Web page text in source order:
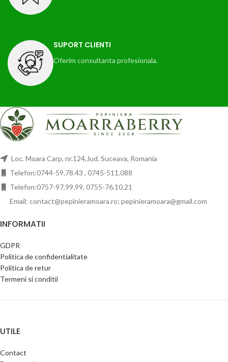
SUPORT CLIENTI
Oferim consultanta profesionala.
Loc. Moara Carp, nr.124,Jud. Suceava, Romania
Telefon:0744-59.78.43 , 0745-511.088
Telefon:0757-97.99.99, 0755-76.10.21
Email: contact@pepinieramoara.ro; pepinieramoara@gmail.com
INFORMATII
GDPR
Politica de confidentialitate
Politica de retur
Termeni si conditii
UTILE
Contact